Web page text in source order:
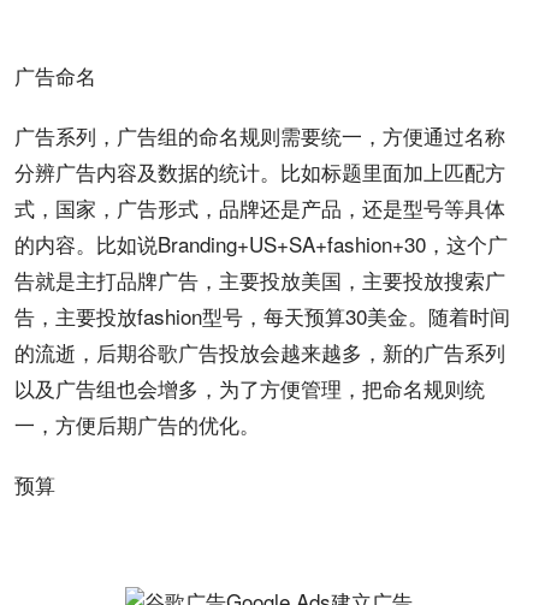
广告命名
广告系列，广告组的命名规则需要统一，方便通过名称
分辨广告内容及数据的统计。比如标题里面加上匹配方
式，国家，广告形式，品牌还是产品，还是型号等具体
的内容。比如说Branding+US+SA+fashion+30，这个广
告就是主打品牌广告，主要投放美国，主要投放搜索广
告，主要投放fashion型号，每天预算30美金。随着时间
的流逝，后期谷歌广告投放会越来越多，新的广告系列
以及广告组也会增多，为了方便管理，把命名规则统
一，方便后期广告的优化。
预算